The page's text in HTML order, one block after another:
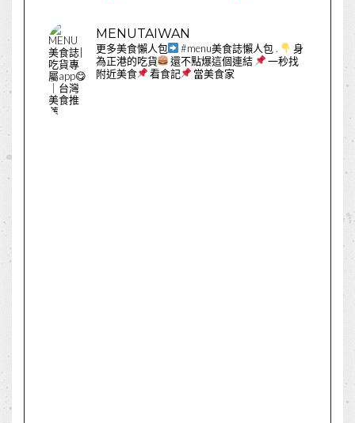
MENUTAIWAN
更多美食懶人包 #menu美食誌懶人包 .
身
為正港的吃貨
還不點爆這個連結
一秒找
附近美食
看食記 當美食家